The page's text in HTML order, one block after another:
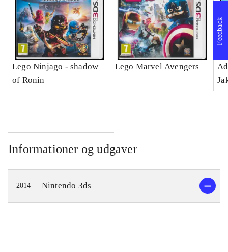
Lego Ninjago - shadow
of Ronin
Lego Marvel Avengers
Informationer og udgaver
2014 Nintendo 3ds
Feedback